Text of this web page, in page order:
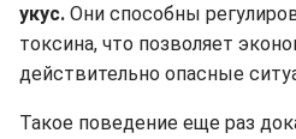
укус. Они способны
токсина, что позволяет
действительно опасные
Такое поведение еще раз